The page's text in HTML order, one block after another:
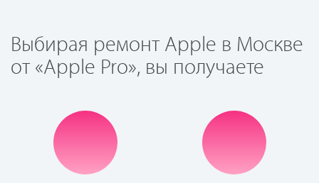
Выбирая ремонт Apple в Москве
от «Apple Pro», вы получаете